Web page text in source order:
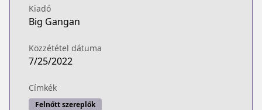
Kiadó
Big Gangan
Közzététel dátuma
7/25/2022
Címkék
Felnőtt szereplők